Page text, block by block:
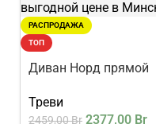
РАСПРОДАЖА
ТОП
Диван Норд прямой
Треви
2459,00Br 2377,00 Br